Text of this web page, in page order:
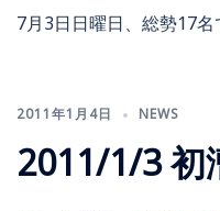
7月3日日曜日、総勢17
2011年1月4日 NEWS
2011/1/3 初